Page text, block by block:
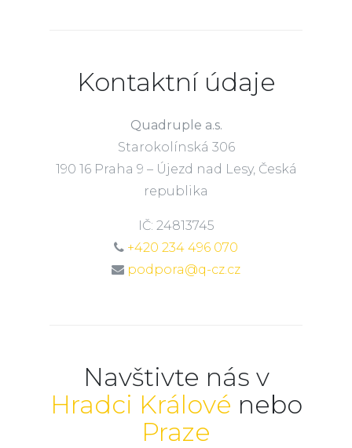
Kontaktní údaje
Quadruple a.s.
Starokolínská 306
190 16 Praha 9 – Újezd nad Lesy, Česká
republika
IČ: 24813745
+420 234 496 070
podpora@q-cz.cz
Navštivte nás v
Hradci Králové nebo
Praze